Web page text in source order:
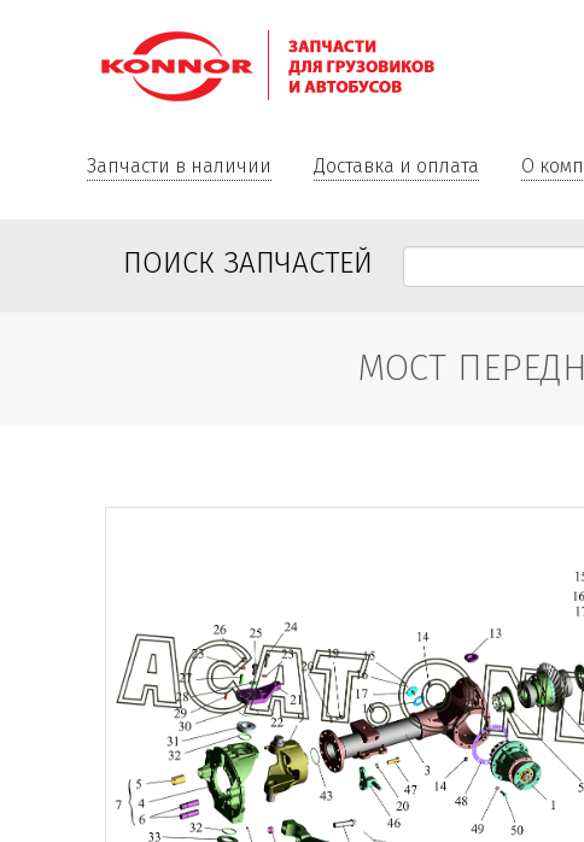
Запчасти в наличии Доставка и оплата О
ПОИСК ЗАПЧАСТЕЙ
МОСТ